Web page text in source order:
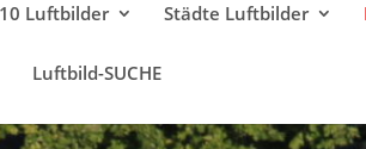
Luftbilder Städte Luftbilder
Luftbild-SUCHE